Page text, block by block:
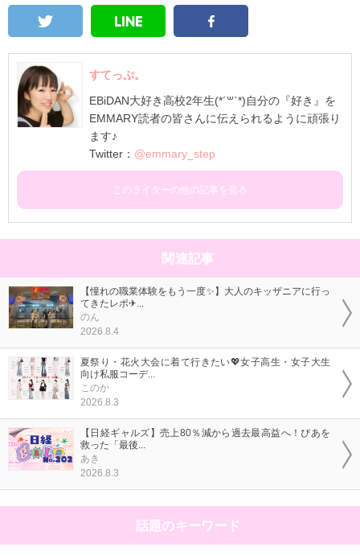
すてっぷ。
EBiDAN大好き高校2年生(*´꒳`*)自分の『好き』を
EMMARY読者の皆さんに伝えられるように頑張り
ます♪
Twitter： @emmary_step
このライターの他の記事を見る
関連記事
【憧れの職業体験をもう一度✨】大人のキッザニアに行っ
てきたレポ✈...
のん
2026.8.4
夏祭り・花火大会に着て行きたい💖女子高生・女子大生
向け私服コーデ...
このか
2026.8.3
【日経ギャルズ】売上80％減から過去最高益へ！ぴあを
救った「最後...
あき
2026.8.3
話題のキーワード